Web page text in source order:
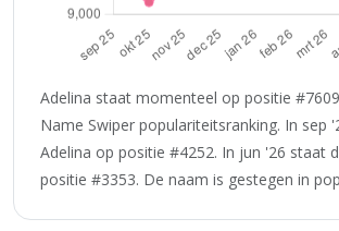
Adelina staat momenteel op positie
Name Swiper populariteitsranking. In sep
Adelina op positie #4252. In jun '26 staat
positie #3353. De naam is gestegen in